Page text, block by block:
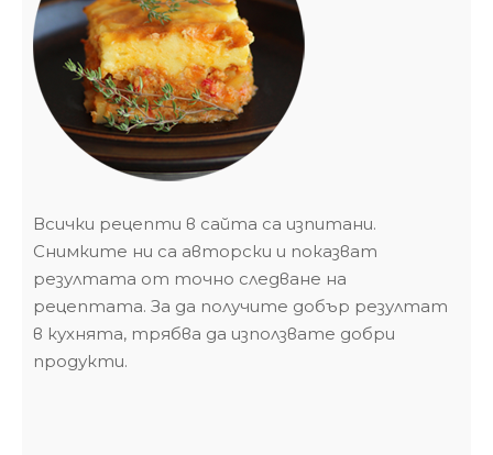
Всички рецепти в сайта са изпитани.
Снимките ни са авторски и показват
резултата от точно следване на
рецептата. За да получите добър резултат
в кухнята, трябва да използвате добри
продукти.